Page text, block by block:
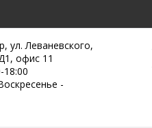
ул. Леваневского,
офис 11
18:00
-